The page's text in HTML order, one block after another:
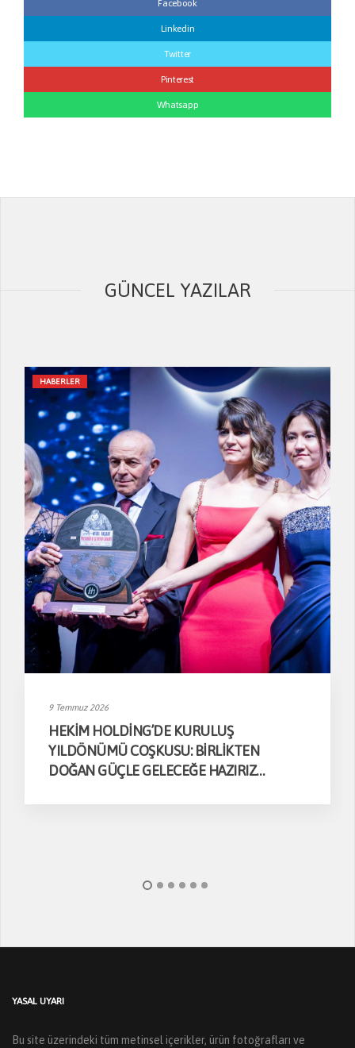
Facebook
Linkedin
Twitter
Pinterest
Whatsapp
GÜNCEL YAZILAR
HABERLER
9 Temmuz 2026
HEKİM HOLDİNG’DE KURULUŞ
YILDÖNÜMÜ COŞKUSU: BİRLİKTEN
DOĞAN GÜÇLE GELECEĞE HAZIRIZ…
YASAL UYARI
Bu site üzerindeki tüm metinsel içerikler, ürün fotoğrafları ve